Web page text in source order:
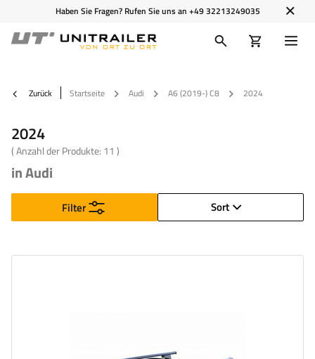
Haben Sie Fragen? Rufen Sie uns an +49 32213249035
Zurück Startseite Audi A6 (2019-) C8 2024
2024
( Anzahl der Produkte: 11 )
in Audi
Sort
Filter